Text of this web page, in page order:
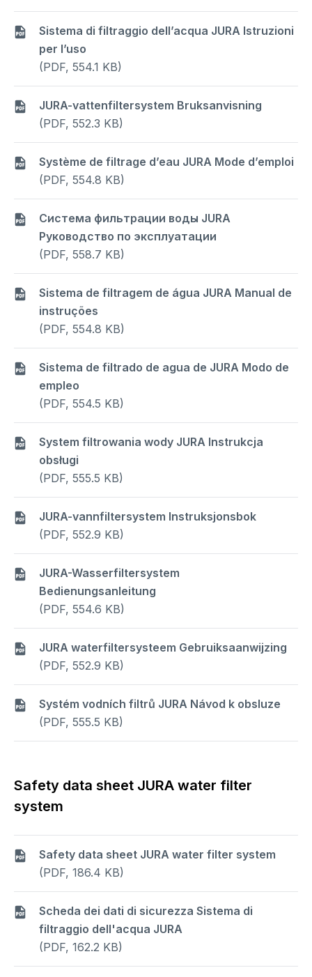
Sistema di filtraggio dell’acqua JURA Istruzioni
per l’uso
(PDF, 554.1 KB)
JURA-vattenfiltersystem Bruksanvisning
(PDF, 552.3 KB)
Système de filtrage d’eau JURA Mode d’emploi
(PDF, 554.8 KB)
Система фильтрации воды JURA
Руководство по эксплуатации
(PDF, 558.7 KB)
Sistema de filtragem de água JURA Manual de
instruções
(PDF, 554.8 KB)
Sistema de filtrado de agua de JURA Modo de
empleo
(PDF, 554.5 KB)
System filtrowania wody JURA Instrukcja
obsługi
(PDF, 555.5 KB)
JURA-vannfiltersystem Instruksjonsbok
(PDF, 552.9 KB)
JURA-Wasserfiltersystem
Bedienungsanleitung
(PDF, 554.6 KB)
JURA waterfiltersysteem Gebruiksaanwijzing
(PDF, 552.9 KB)
Systém vodních filtrů JURA Návod k obsluze
(PDF, 555.5 KB)
Safety data sheet JURA water filter
system
Safety data sheet JURA water filter system
(PDF, 186.4 KB)
Scheda dei dati di sicurezza Sistema di
filtraggio dell'acqua JURA
(PDF, 162.2 KB)